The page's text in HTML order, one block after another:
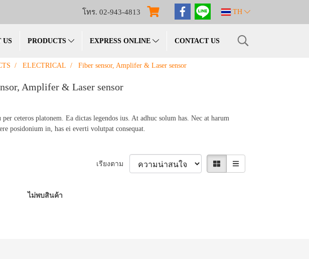
โทร. 02-943-4813 TH
US PRODUCTS EXPRESS ONLINE CONTACT US
ELECTRICAL Fiber sensor, Amplifer & Laser sensor
Amplifer & Laser sensor
ceteros platonem. Ea dictas legendos ius. At adhuc solum has. Nec at harum
posidonium in, has ei everti volutpat consequat.
เรียงตาม
ไม่พบสินค้า